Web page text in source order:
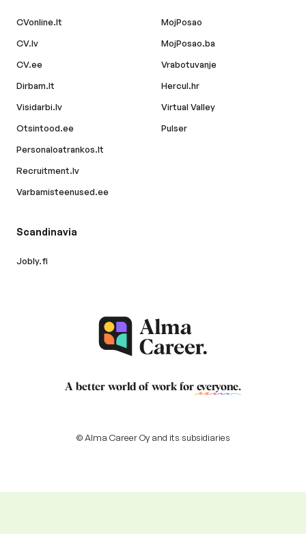
CVonline.lt
CV.lv
CV.ee
Dirbam.lt
Visidarbi.lv
Otsintood.ee
Personaloatrankos.lt
Recruitment.lv
Varbamisteenused.ee
MojPosao
MojPosao.ba
Vrabotuvanje
Hercul.hr
Virtual Valley
Pulser
Scandinavia
Jobly.fi
A better world of work for everyone.
© Alma Career Oy and its subsidiaries